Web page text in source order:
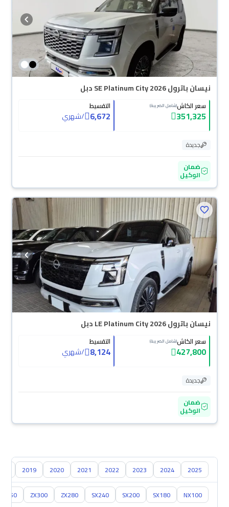
نيسان باترول SE Platinum City 2026 دبل
سعر الكاش(شامل الضريبة)
351,325
التقسيط
6,672
/شهري
جديدة
ضمان
الوكيل
نيسان باترول LE Platinum City 2026 دبل
سعر الكاش(شامل الضريبة)
427,800
التقسيط
8,124
/شهري
جديدة
ضمان
الوكيل
2025
2024
2023
2022
2021
2020
2019
NX100
SX180
SX200
SX240
ZX280
ZX300
Z350